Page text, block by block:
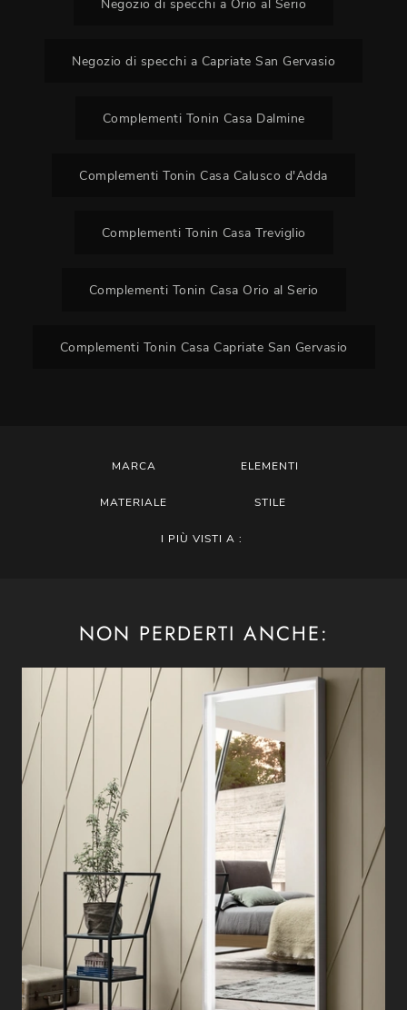
Negozio di specchi a Orio al Serio
Negozio di specchi a Capriate San Gervasio
Complementi Tonin Casa Dalmine
Complementi Tonin Casa Calusco d'Adda
Complementi Tonin Casa Treviglio
Complementi Tonin Casa Orio al Serio
Complementi Tonin Casa Capriate San Gervasio
MARCA ELEMENTI
MATERIALE STILE
I PIÙ VISTI A :
NON PERDERTI ANCHE: